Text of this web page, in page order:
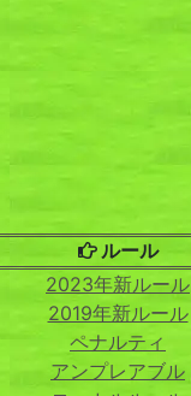
ルール
2023年新ルール
2019年新ルール
ペナルティ
アンプレアブル